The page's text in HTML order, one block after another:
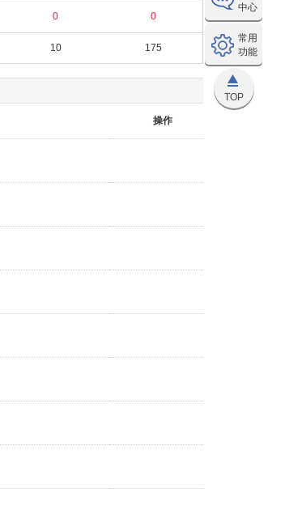
中心
常用
功能
TOP
0 0
10 175
操作